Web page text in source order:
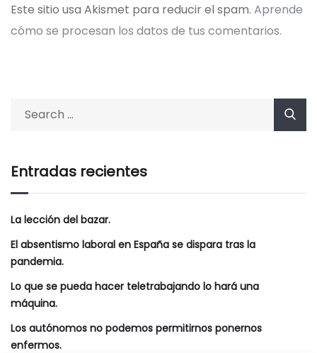
Este sitio usa Akismet para reducir el spam. Aprende
cómo se procesan los datos de tus comentarios.
Entradas recientes
La lección del bazar.
El absentismo laboral en España se dispara tras la
pandemia.
Lo que se pueda hacer teletrabajando lo hará una
máquina.
Los autónomos no podemos permitirnos ponernos
enfermos.